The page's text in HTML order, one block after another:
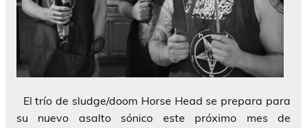
El trío de sludge/doom Horse Head se prepara para
su nuevo asalto sónico este próximo mes de